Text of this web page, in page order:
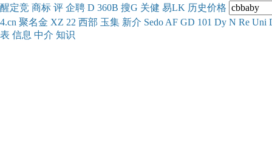
醒定竞 商标 评 企聘 D 360B 搜G 关健 易LK 历史价格
4.cn 聚名金 XZ 22 西部 玉集 新介 Sedo AF GD 101 Dy N Re Uni
表 信息 中介 知识